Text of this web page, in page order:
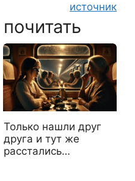
источник
Только нашли друг
друга и тут же
расстались…